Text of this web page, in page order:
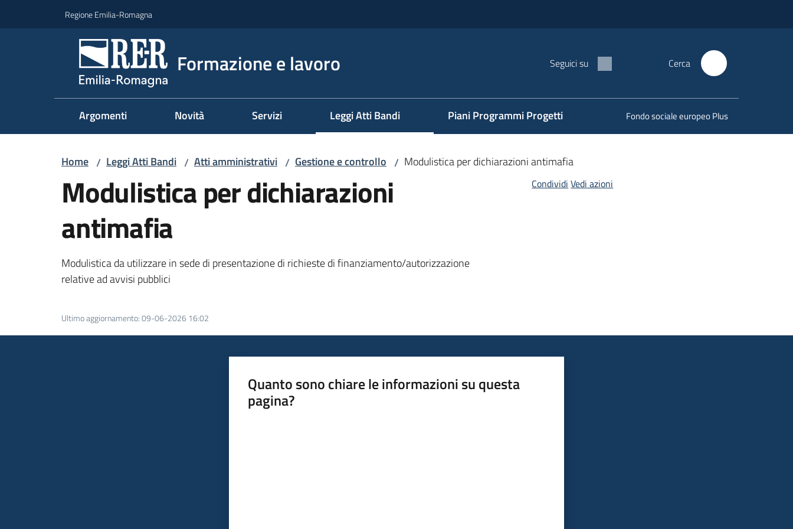
Regione Emilia-Romagna
Formazione e lavoro Seguici su Cerca
Argomenti Novità Servizi Leggi Atti Bandi Piani Programmi Progetti Fondo sociale europeo Plus
Home / Leggi Atti Bandi / Atti amministrativi / Gestione e controllo / Modulistica per dichiarazioni antimafia
Modulistica per dichiarazioni
antimafia
Modulistica da utilizzare in sede di presentazione di richieste di finanziamento/autorizzazione
relative ad avvisi pubblici
Condividi Vedi azioni
Ultimo aggiornamento:09-06-2026 16:02
Quanto sono chiare le informazioni su questa
pagina?